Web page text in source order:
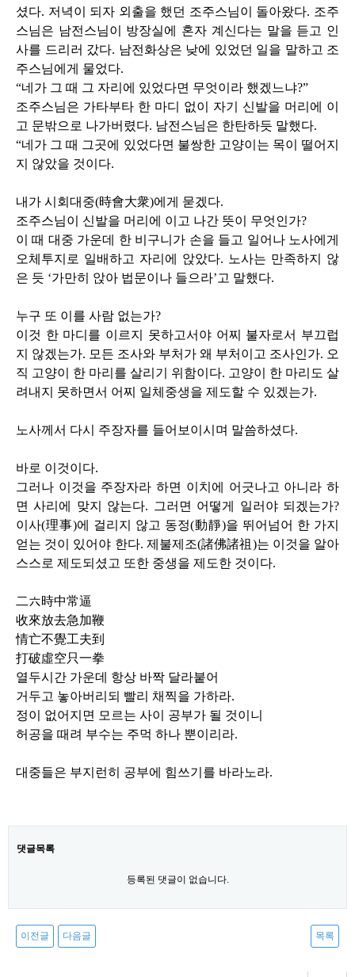
셨다. 저녁이 되자 외출을 했던 조주스님이 돌아왔다. 조주
스님은 남전스님이 방장실에 혼자 계신다는 말을 듣고 인
사를 드리러 갔다. 남전화상은 낮에 있었던 일을 말하고 조
주스님에게 물었다.
“네가 그 때 그 자리에 있었다면 무엇이라 했겠느냐?”
조주스님은 가타부타 한 마디 없이 자기 신발을 머리에 이
고 문밖으로 나가버렸다. 남전스님은 한탄하듯 말했다.
“네가 그 때 그곳에 있었다면 불쌍한 고양이는 목이 떨어지
지 않았을 것이다.
내가 시회대중(時會大衆)에게 묻겠다.
조주스님이 신발을 머리에 이고 나간 뜻이 무엇인가?
이 때 대중 가운데 한 비구니가 손을 들고 일어나 노사에게
오체투지로 일배하고 자리에 앉았다. 노사는 만족하지 않
은 듯 ‘가만히 앉아 법문이나 들으라’고 말했다.
누구 또 이를 사람 없는가?
이것 한 마디를 이르지 못하고서야 어찌 불자로서 부끄럽
지 않겠는가. 모든 조사와 부처가 왜 부처이고 조사인가. 오
직 고양이 한 마리를 살리기 위함이다. 고양이 한 마리도 살
려내지 못하면서 어찌 일체중생을 제도할 수 있겠는가.
노사께서 다시 주장자를 들어보이시며 말씀하셨다.
바로 이것이다.
그러나 이것을 주장자라 하면 이치에 어긋나고 아니라 하
면 사리에 맞지 않는다. 그러면 어떻게 일러야 되겠는가?
이사(理事)에 걸리지 않고 동정(動靜)을 뛰어넘어 한 가지
얻는 것이 있어야 한다. 제불제조(諸佛諸祖 )는 이것을 알아
스스로 제도되셨고 또한 중생을 제도한 것이다.
二六時中常逼
收來放去急加鞭
情亡不覺工夫到
打破虛空只一拳
열두시간 가운데 항상 바짝 달라붙어
거두고 놓아버리되 빨리 채찍을 가하라.
정이 없어지면 모르는 사이 공부가 될 것이니
허공을 때려 부수는 주먹 하나 뿐이리라.
대중들은 부지런히 공부에 힘쓰기를 바라노라.
댓글목록
등록된 댓글이 없습니다.
이전글 다음글 목록